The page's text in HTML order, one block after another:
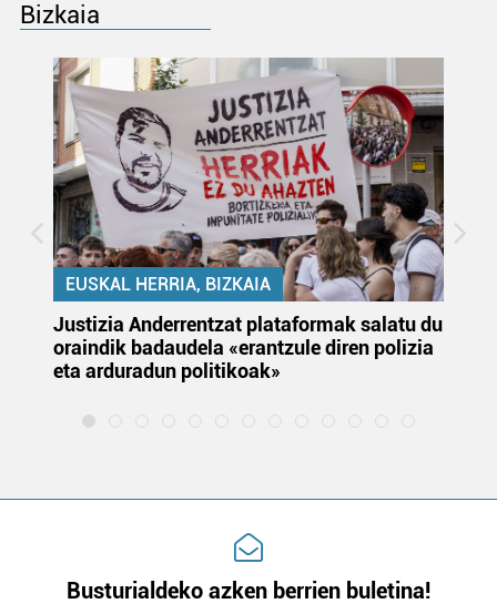
Bizkaia
EUSKAL HERRIA, BIZKAIA
Justizia Anderrentzat plataformak salatu du
oraindik badaudela «erantzule diren polizia
eta arduradun politikoak»
Busturialdeko azken berrien buletina!